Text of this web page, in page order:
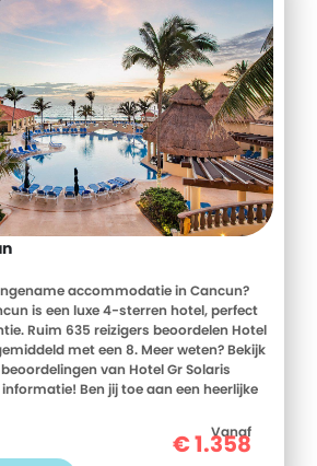
accommodatie in Cancun?
is een luxe 4-sterren hotel, perfect
Ruim 635 reizigers beoordelen Hotel
met een 8. Meer weten? Bekijk
van Hotel Gr Solaris
Ben jij toe aan een heerlijke
Vanaf
€1.358